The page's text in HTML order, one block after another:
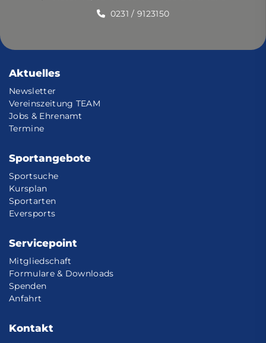
0231 / 9123150
Aktuelles
Newsletter
Vereinszeitung TEAM
Jobs & Ehrenamt
Termine
Sportangebote
Sportsuche
Kursplan
Sportarten
Eversports
Servicepoint
Mitgliedschaft
Formulare & Downloads
Spenden
Anfahrt
Kontakt